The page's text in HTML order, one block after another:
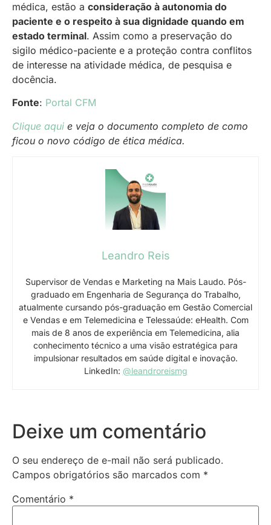
médica, estão a consideração à autonomia do
paciente e o respeito à sua dignidade quando em
estado terminal. Assim como a preservação do
sigilo médico-paciente e a proteção contra conflitos
de interesse na atividade médica, de pesquisa e
docência.
Fonte: Portal CFM
Clique aqui e veja o documento completo de como
ficou o novo código de ética médica.
Leandro Reis
Supervisor de Vendas e Marketing na Mais Laudo. Pós-
graduado em Engenharia de Segurança do Trabalho,
atualmente cursando pós-graduação em Gestão Comercial
e Vendas e em Telemedicina e Telessaúde: eHealth. Com
mais de 8 anos de experiência em Telemedicina, alia
conhecimento técnico a uma visão estratégica para
impulsionar resultados em saúde digital e inovação.
LinkedIn: @leandroreismg
Deixe um comentário
O seu endereço de e-mail não será publicado.
Campos obrigatórios são marcados com *
Comentário *